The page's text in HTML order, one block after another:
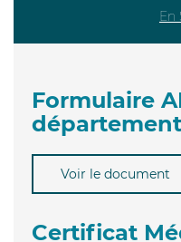
En
Formulaire
Voir le document
Certificat